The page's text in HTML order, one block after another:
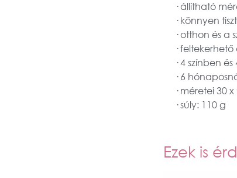
· állítható
· könnyen
· otthon és
·
· 4 színben
· 6
· méretei 30
· súly: 110 g
Ezek is